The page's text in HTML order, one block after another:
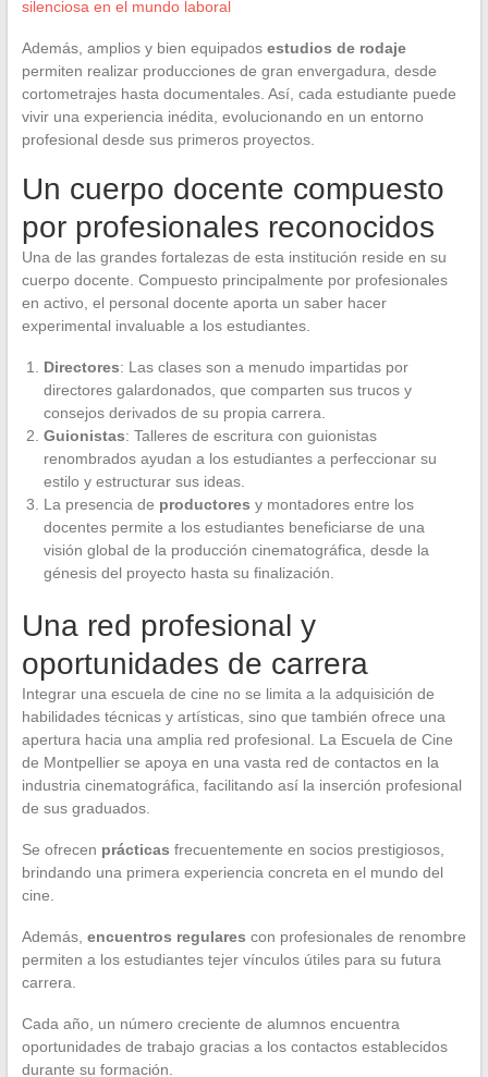
silenciosa en el mundo laboral
Además, amplios y bien equipados estudios de rodaje
permiten realizar producciones de gran envergadura, desde
cortometrajes hasta documentales. Así, cada estudiante puede
vivir una experiencia inédita, evolucionando en un entorno
profesional desde sus primeros proyectos.
Un cuerpo docente compuesto
por profesionales reconocidos
Una de las grandes fortalezas de esta institución reside en su
cuerpo docente. Compuesto principalmente por profesionales
en activo, el personal docente aporta un saber hacer
experimental invaluable a los estudiantes.
Directores: Las clases son a menudo impartidas por
directores galardonados, que comparten sus trucos y
consejos derivados de su propia carrera.
Guionistas: Talleres de escritura con guionistas
renombrados ayudan a los estudiantes a perfeccionar su
estilo y estructurar sus ideas.
La presencia de productores y montadores entre los
docentes permite a los estudiantes beneficiarse de una
visión global de la producción cinematográfica, desde la
génesis del proyecto hasta su finalización.
Una red profesional y
oportunidades de carrera
Integrar una escuela de cine no se limita a la adquisición de
habilidades técnicas y artísticas, sino que también ofrece una
apertura hacia una amplia red profesional. La Escuela de Cine
de Montpellier se apoya en una vasta red de contactos en la
industria cinematográfica, facilitando así la inserción profesional
de sus graduados.
Se ofrecen prácticas frecuentemente en socios prestigiosos,
brindando una primera experiencia concreta en el mundo del
cine.
Además, encuentros regulares con profesionales de renombre
permiten a los estudiantes tejer vínculos útiles para su futura
carrera.
Cada año, un número creciente de alumnos encuentra
oportunidades de trabajo gracias a los contactos establecidos
durante su formación.